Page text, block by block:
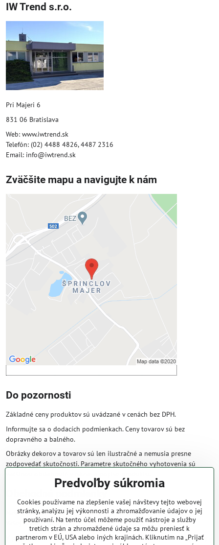
IW Trend s.r.o.
Pri Majeri 6
831 06 Bratislava
Web: www.iwtrend.sk
Telefón: (02) 4488 4826, 4487 2316
Email: info@iwtrend.sk
Zväčšite mapu a navigujte k nám
Externý obsah je blokovaný
Prajete si načítať externý obsah?
Povoliť tentokrát
Povoliť a zapamätať - súhlas s druhom
cookie: Funkčné
Otvoriť obsah v novom okne
Do pozornosti
Základné ceny produktov sú uvádzané v cenách bez DPH.
Informujte sa o dodacích podmienkach. Ceny tovarov sú bez
dopravného a balného.
Obrázky dekorov a tovarov sú len ilustračné a nemusia presne
zodpovedať skutočnosti. Parametre skutočného vyhotovenia sú
Obchodné podmienky
Naše obchodné podmienky zaručujú bezproblémové spracovanie
Vašej zakázky online.
V prípade, že máte s nami už dojednané obchodné podmienky, ceny a
Predvoľby súkromia
Cookies používame na zlepšenie vašej návštevy tejto webovej
stránky, analýzu jej výkonnosti a zhromažďovanie údajov o jej
používaní. Na tento účel môžeme použiť nástroje a služby
tretích strán a zhromaždené údaje sa môžu preniesť k
partnerom v EÚ, USA alebo iných krajinách. Kliknutím na „Prijať